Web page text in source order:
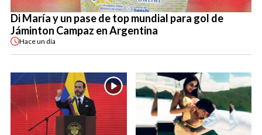
Di María y un pase de top mundial para gol de
Jáminton Campaz en Argentina
Haceun día